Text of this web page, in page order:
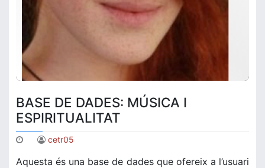
BASE DE DADES: MÚSICA I
ESPIRITUALITAT
cetr05
Aquesta és una base de dades que ofereix a l’usuari